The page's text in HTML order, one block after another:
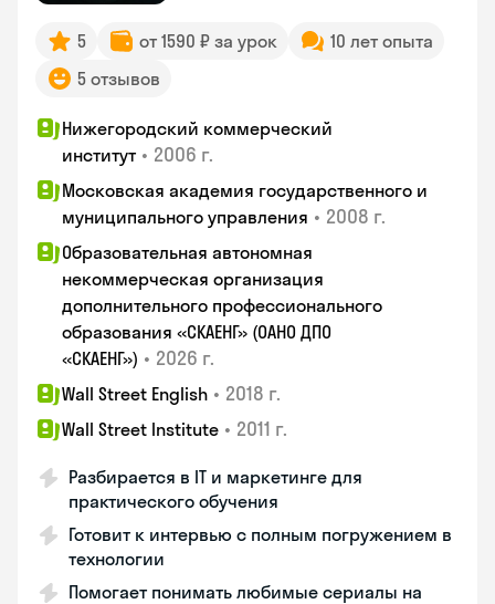
5 от 1590 ₽ за урок
10 лет опыта
5 отзывов
Нижегородский коммерческий
институт • 2006 г.
Московская академия государственного и
муниципального управления • 2008 г.
Образовательная автономная
некоммерческая организация
дополнительного профессионального
образования «СКАЕНГ» (ОАНО ДПО
«СКАЕНГ») • 2026 г.
Wall Street English • 2018 г.
Wall Street Institute • 2011 г.
Разбирается в IT и маркетинге для
практического обучения
Готовит к интервью с полным погружением в
технологии
Помогает понимать любимые сериалы на